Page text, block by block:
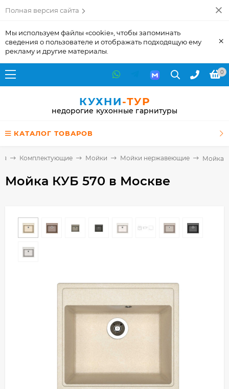
Полная версия сайта
Мы используем файлы «cookie», чтобы запоминать
сведения о пользователе и отображать подходящую ему
рекламу и другие материалы.
×
0
КУХНИ-ТУР
недорогие кухонные гарнитуры
КАТАЛОГ ТОВАРОВ
Комплектующие Мойки Мойки нержавеющие Мойка
Мойка КУБ 570 в Москве